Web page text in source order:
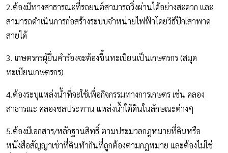
2.ต้องมีทางสาธารณะที่รถยนต์สามารถวิ่งผ่านได้อย่างสะดวก และ
สามารถดำเนินการก่อสร้างระบบจำหน่ายไฟฟ้าโดยวิธีปักเสาพาด
สายได้
3. เกษตรกรผู้ยื่นคำร้องจะต้องขึ้นทะเบียนเป็นเกษตรกร (สมุด
ทะเบียนเกษตรกร)
4.ต้องระบุแหล่งน้ำที่จะใช้เพื่อกิจกรรมทางการเกษตร เช่น คลอง
สาธารณะ คลองชลประทาน แหล่งน้ำใต้ดินในลักษณะต่างๆ
5.ต้องมีเอกสาร/หลักฐานสิทธิ์ ตามประมวลกฎหมายที่ดินหรือ
หนังสือสัญญาเช่าที่ดินทำกินที่ถูกต้องตามกฎหมาย และต้องไม่ใช่